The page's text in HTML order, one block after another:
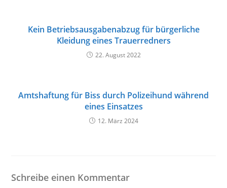
Kein Betriebsausgabenabzug für bürgerliche
Kleidung eines Trauerredners
22. August 2022
Amtshaftung für Biss durch Polizeihund während
eines Einsatzes
12. März 2024
Schreibe einen Kommentar